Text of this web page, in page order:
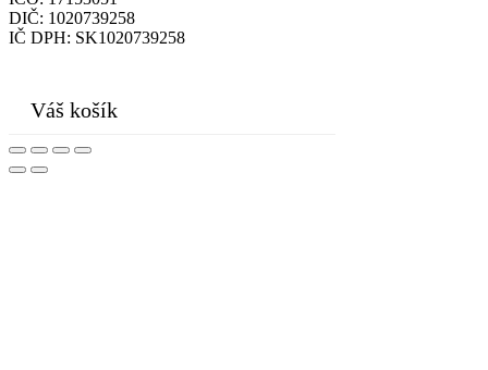
DIČ: 1020739258
IČ DPH: SK1020739258
Váš košík